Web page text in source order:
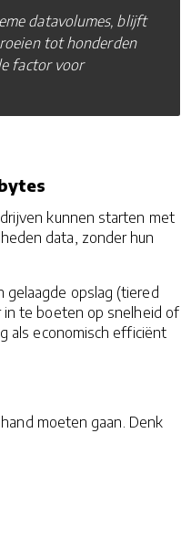
datavolumes, blijft
tot honderden
factor voor
kunnen starten met
data, zonder hun
gelaagde opslag (tiered
in te boeten op snelheid of
als economisch efficiënt
moeten gaan. Denk